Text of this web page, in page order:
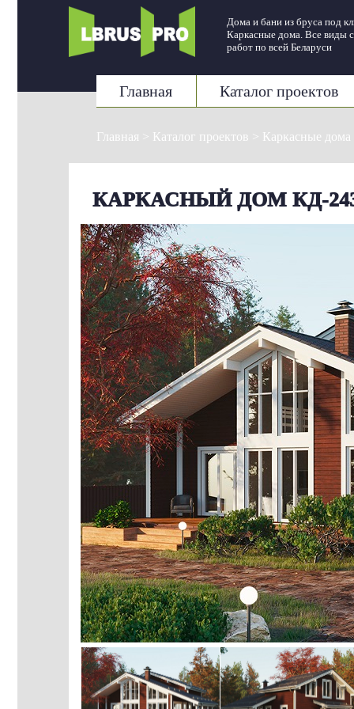
Дома и бани из бруса под
Каркасные дома. Все виды
работ по всей Беларуси
Главная Каталог проектов
Главная > Каталог проектов > Каркасные дома
КАРКАСНЫЙ ДОМ КД-